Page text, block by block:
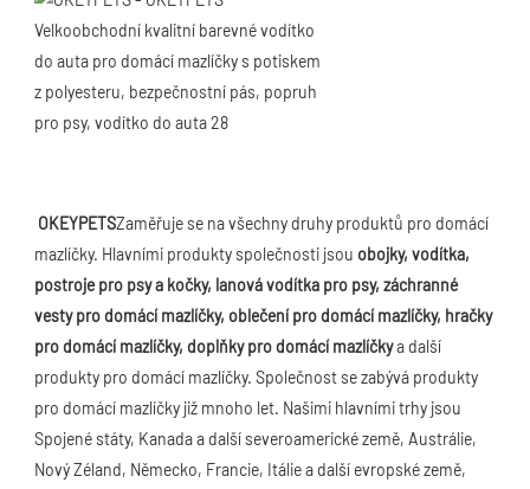
OKEYPETSZaměřuje se na všechny druhy produktů pro domácí
mazlíčky. Hlavními produkty společnosti jsou obojky, vodítka,
postroje pro psy a kočky, lanová vodítka pro psy, záchranné
vesty pro domácí mazlíčky, oblečení pro domácí mazlíčky, hračky
pro domácí mazlíčky, doplňky pro domácí mazlíčky a další
produkty pro domácí mazlíčky. Společnost se zabývá produkty
pro domácí mazlíčky již mnoho let. Našimi hlavními trhy jsou
Spojené státy, Kanada a další severoamerické země, Austrálie,
Nový Zéland, Německo, Francie, Itálie a další evropské země,